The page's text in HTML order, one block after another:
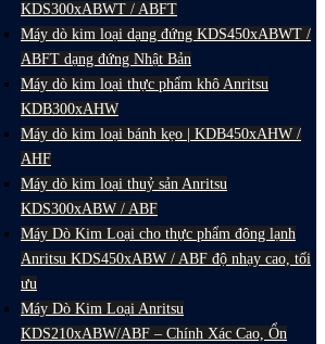
KDS300xABWT / ABFT
Máy dò kim loại dạng đứng KDS450xABWT /
ABFT dạng đứng Nhật Bản
Máy dò kim loại thực phẩm khô Anritsu
KDB300xAHW
Máy dò kim loại bánh kẹo | KDB450xAHW /
AHF
Máy dò kim loại thuỷ sản Anritsu
KDS300xABW / ABF
Máy Dò Kim Loại cho thực phẩm đông lạnh
Anritsu KDS450xABW / ABF độ nhạy cao, tối
ưu
Máy Dò Kim Loại Anritsu
KDS210xABW/ABF – Chính Xác Cao, Ổn